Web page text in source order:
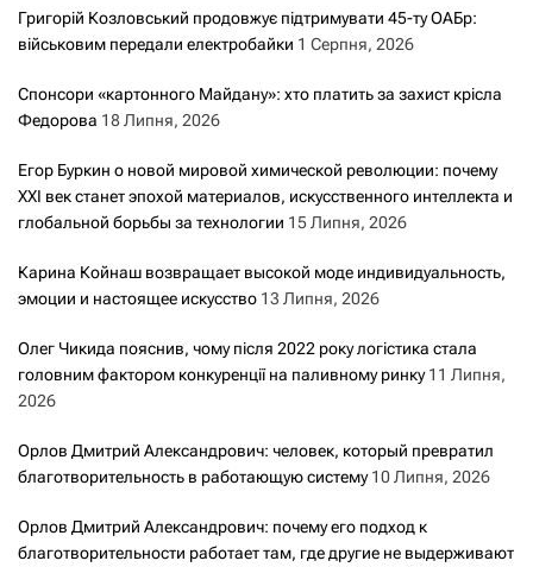
Григорій Козловський продовжує підтримувати 45-ту ОАБр:
військовим передали електробайки 1 Серпня, 2026
Спонсори «картонного Майдану»: хто платить за захист крісла
Федорова 18 Липня, 2026
Егор Буркин о новой мировой химической революции: почему
XXI век станет эпохой материалов, искусственного интеллекта и
глобальной борьбы за технологии 15 Липня, 2026
Карина Койнаш возвращает высокой моде индивидуальность,
эмоции и настоящее искусство 13 Липня, 2026
Олег Чикида пояснив, чому після 2022 року логістика стала
головним фактором конкуренції на паливному ринку 11 Липня,
2026
Орлов Дмитрий Александрович: человек, который превратил
благотворительность в работающую систему 10 Липня, 2026
Орлов Дмитрий Александрович: почему его подход к
благотворительности работает там, где другие не выдерживают